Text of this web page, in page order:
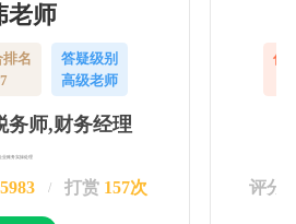
老师
名
7
答疑级别
高级老师
务师,财务经理
业账务实操处理
5983 / 打赏 157次
信
评分